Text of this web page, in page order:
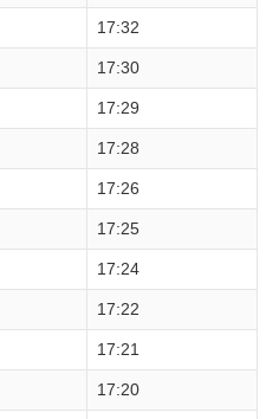
17:32
17:30
17:29
17:28
17:26
17:25
17:24
17:22
17:21
17:20